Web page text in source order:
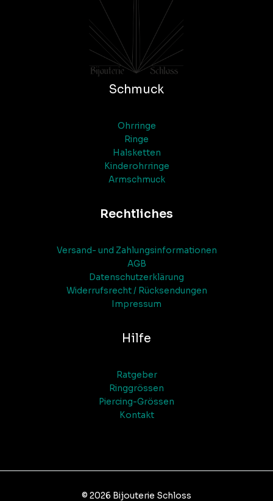
Schmuck
Ohrringe
Ringe
Halsketten
Kinderohrringe
Armschmuck
Rechtliches
Versand- und Zahlungsinformationen
AGB
Datenschutzerklärung
Widerrufsrecht / Rücksendungen
Impressum
Hilfe
Ratgeber
Ringgrössen
Piercing-Grössen
Kontakt
© 2026 Bijouterie Schloss